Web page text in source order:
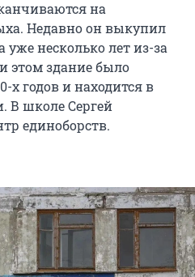
на
Недавно он выкупил
несколько лет из-за
этом здание было
х годов и находится в
В школе Сергей
единоборств.